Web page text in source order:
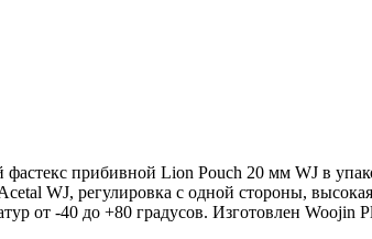
прибивной Lion Pouch 20 мм WJ в
WJ, регулировка с одной стороны,
от -40 до +80 градусов. Изготовлен Woojin